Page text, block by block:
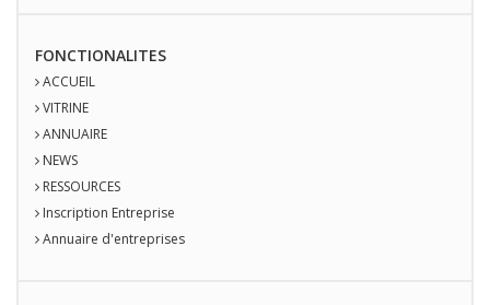
FONCTIONALITES
ACCUEIL
VITRINE
ANNUAIRE
NEWS
RESSOURCES
Inscription Entreprise
Annuaire d'entreprises